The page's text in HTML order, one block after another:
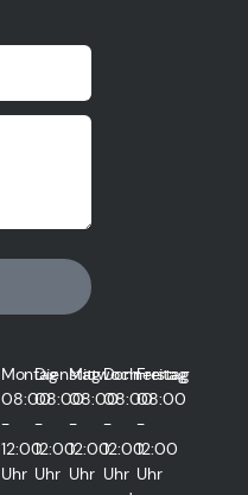
Montag
08:00
-
12:00
Uhr
Dienstag
08:00
-
12:00
Uhr
Mittwoch
08:00
-
12:00
Uhr
Donnerstag
08:00
-
12:00
Uhr
Freitag
08:00
-
12:00
Uhr